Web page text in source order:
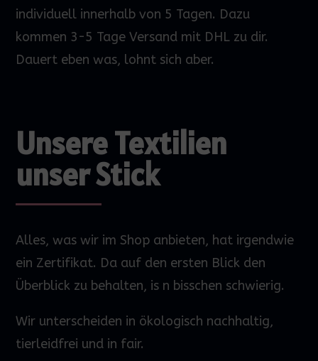
individuell innerhalb von 5 Tagen. Dazu
kommen 3-5 Tage Versand mit DHL zu dir.
Dauert eben was, lohnt sich aber.
Unsere Textilien
unser Stick
Alles, was wir im Shop anbieten, hat irgendwie
ein Zertifikat. Da auf den ersten Blick den
Überblick zu behalten, is n bisschen schwierig.
Wir unterscheiden in ökologisch nachhaltig,
tierleidfrei und in fair.